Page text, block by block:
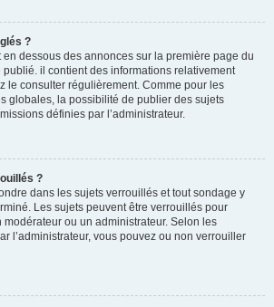
?
dessous des annonces sur la première page du
il contient des informations relativement
le consulter régulièrement. Comme pour les
globales, la possibilité de publier des sujets
définies par l’administrateur.
?
dans les sujets verrouillés et tout sondage y
Les sujets peuvent être verrouillés pour
ou un administrateur. Selon les
l’administrateur, vous pouvez ou non verrouiller